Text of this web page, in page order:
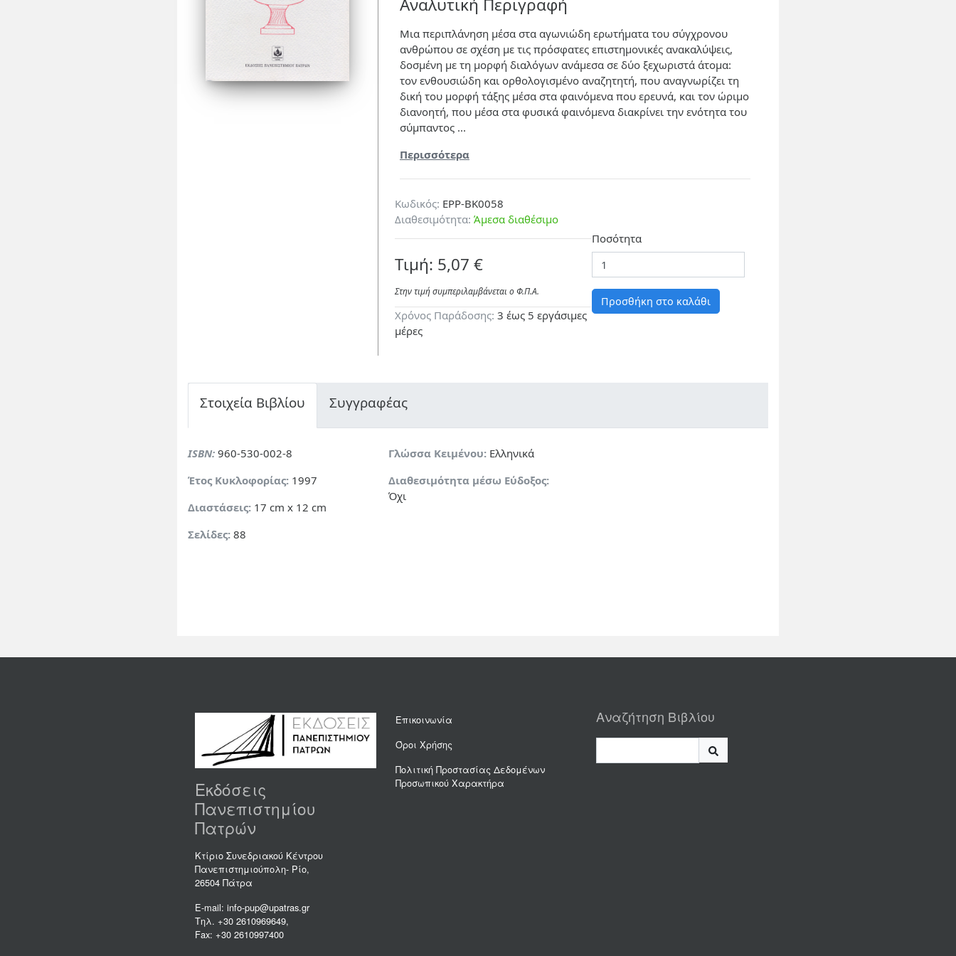
Αναλυτική Περιγραφή
Μια περιπλάνηση μέσα στα αγωνιώδη ερωτήματα του σύγχρονου
ανθρώπου σε σχέση με τις πρόσφατες επιστημονικές ανακαλύψεις,
δοσμένη με τη μορφή διαλόγων ανάμεσα σε δύο ξεχωριστά άτομα:
τον ενθουσιώδη και ορθολογισμένο αναζητητή, που αναγνωρίζει τη
δική του μορφή τάξης μέσα στα φαινόμενα που ερευνά, και τον ώριμο
διανοητή, που μέσα στα φυσικά φαινόμενα διακρίνει την ενότητα του
σύμπαντος ...
Περισσότερα
Κωδικός: EPP-BK0058
Διαθεσιμότητα: Άμεσα διαθέσιμο
Τιμή: 5,07 €
Στην τιμή συμπεριλαμβάνεται ο Φ.Π.A.
Χρόνος Παράδοσης: 3 έως 5 εργάσιμες
μέρες
Ποσότητα
Προσθήκη στο καλάθι
Στοιχεία Βιβλίου Συγγραφέας
ISBN: 960-530-002-8
Έτος Κυκλοφορίας: 1997
Διαστάσεις: 17 cm x 12 cm
Σελίδες: 88
Γλώσσα Κειμένου:Ελληνικά
Διαθεσιμότητα μέσω Εύδοξος:
Όχι
Εκδόσεις
Πανεπιστημίου
Πατρών
Κτίριο Συνεδριακού Κέντρου
Πανεπιστημιούπολη- Ρίο,
26504 Πάτρα
E-mail: info-pup@upatras.gr
Τηλ. +30 2610969649,
Fax: +30 2610997400
Επικοινωνία
Όροι Χρήσης
Πολιτική Προστασίας Δεδομένων
Προσωπικού Χαρακτήρα
Αναζήτηση Βιβλίου